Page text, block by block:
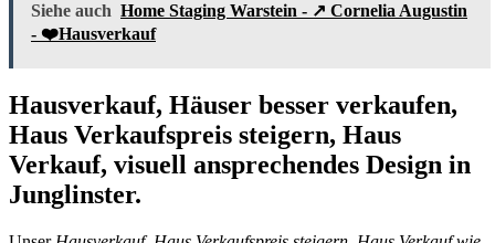
Siehe auch Home Staging Warstein - ↗️ Cornelia Augustin
- ❤️Hausverkauf
Hausverkauf, Häuser besser verkaufen,
Haus Verkaufspreis steigern, Haus
Verkauf, visuell ansprechendes Design in
Junglinster.